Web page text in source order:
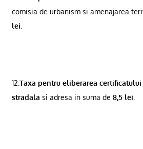
comisia de urbanism si amenajarea
lei.
12. Taxa pentru eliberarea
stradala si adresa in suma de 8,5 lei